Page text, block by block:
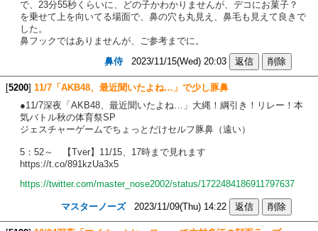
で、23分55秒くらいに、どの子かわかりませんが、デコにお菓子？
を乗せて上を向いてる場面で、鼻の穴も丸見え、鼻毛も見えて良きで
した。
鼻フックではありませんが、ご参考までに。
鼻侍2023/11/15(Wed) 20:03
[5200] 11/7「AKB48、最近聞いたよね…」で少し豚鼻
●11/7深夜「AKB48、最近聞いたよね…」大縄！綱引き！リレー！本
気バトル秋の体育祭SP
ジェスチャーゲームでちょっとだけセルフ豚鼻（遠い）
5：52～ 【Tver】11/15、17時まで見れます
https://t.co/891kzUa3x5
https://twitter.com/master_nose2002/status/1722484186911797637
マスターノーズ2023/11/09(Thu) 14:22